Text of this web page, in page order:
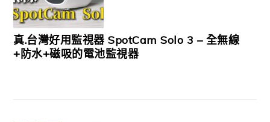
真.台灣好用監視器 SpotCam Solo 3 – 全無線
+防水+磁吸的電池監視器